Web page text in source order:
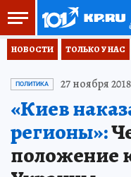
НОВОСТИ ТОЛЬКО У НАС
ПОЛИТИКА 27 ноября
«Киев
регионы»:
положение